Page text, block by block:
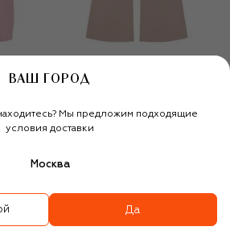
₽
Хлопковые брюки
ВАШ ГОРОД
Мы предложим подходящие
условия доставки
Москва
Да